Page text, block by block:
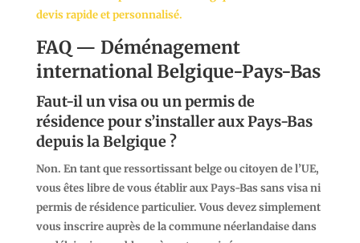
devis rapide et personnalisé.
FAQ — Déménagement
international Belgique-Pays-Bas
Faut-il un visa ou un permis de
résidence pour s’installer aux Pays-Bas
depuis la Belgique ?
Non. En tant que ressortissant belge ou citoyen de l’UE,
vous êtes libre de vous établir aux Pays-Bas sans visa ni
permis de résidence particulier. Vous devez simplement
vous inscrire auprès de la commune néerlandaise dans